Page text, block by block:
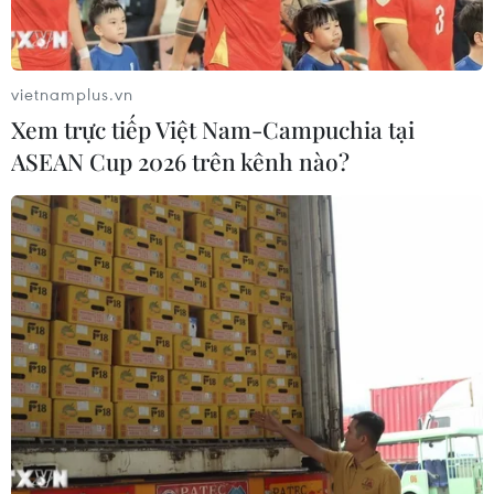
công tác tuần tra, phòng chống cháy rừng.
EU và Việt Nam “cam kết”
thúc đẩy hợp tác thương
mại về sản phẩm gỗ có
nguồn gốc
Hiệp định VPA/FLEGT nhằm thúc đẩy thương mại
các sản phẩm gỗ có nguồn gốc từ các khu vực
rừng được quản lý bền vững và được khai thác
tuân thủ theo luật pháp của quốc gia khai thác.
Ngoài ra, Bộ trưởng Đỗ Đức Duy cũng cho rằng
ngành lâm nghiệp cần nghiên cứu và xây dựng
các cơ chế, chính sách mới để gắn kết việc phát
triển kinh tế lâm nghiệp với bảo vệ môi trường
vietnamplus.vn
Xem trực tiếp Việt Nam-Campuchia tại
ASEAN Cup 2026 trên kênh nào?